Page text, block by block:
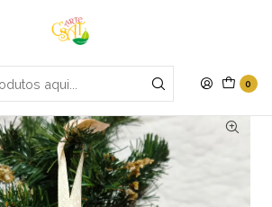
0
grátis em compras apartir de 70€